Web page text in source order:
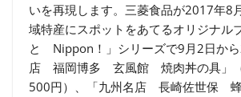
いを再現します。三菱食品が2017年8
域特産にスポットをあてるオリジナル
と Nippon！」シリーズで9月2日から
店 福岡博多 玄風館 焼肉丼の具」
500円）、「九州名店 長崎佐世保